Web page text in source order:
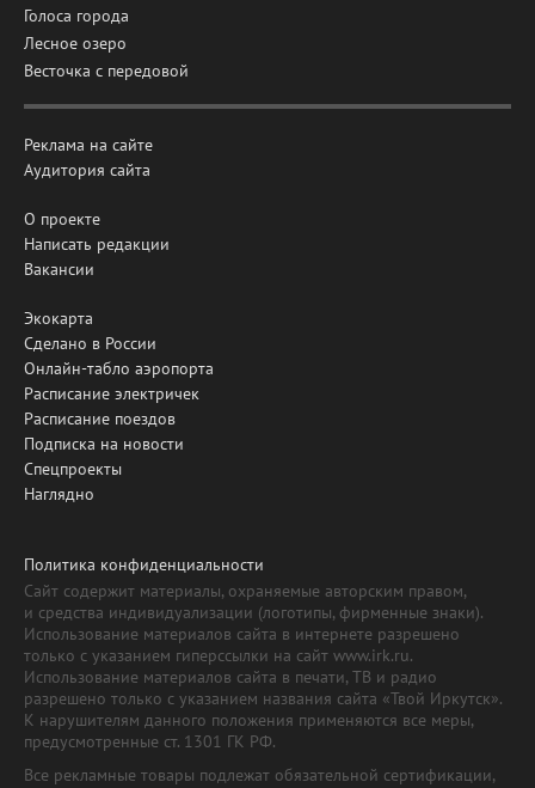
Голоса города
Лесное озеро
Весточка с передовой
Реклама на сайте
Аудитория сайта
О проекте
Написать редакции
Вакансии
Экокарта
Сделано в России
Онлайн-табло аэропорта
Расписание электричек
Расписание поездов
Подписка на новости
Спецпроекты
Наглядно
Политика конфиденциальности
Сайт содержит материалы, охраняемые авторским правом,
и средства индивидуализации (логотипы, фирменные знаки).
Использование материалов сайта в интернете разрешено
только с указанием гиперссылки на сайт www.irk.ru.
Использование материалов сайта в печати, ТВ и радио
разрешено только с указанием названия сайта «Твой Иркутск».
К нарушителям данного положения применяются все меры,
предусмотренные ст. 1301 ГК РФ.
Все рекламные товары подлежат обязательной сертификации,